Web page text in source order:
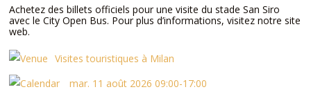
Achetez des billets officiels pour une visite du stade San Siro
avec le City Open Bus. Pour plus d’informations, visitez notre site
web.
Visites touristiques à Milan
mar. 11 août 2026 09:00-17:00